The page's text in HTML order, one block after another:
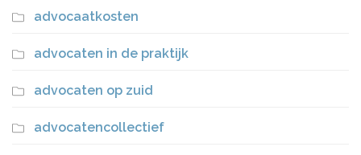
advocaatkosten
advocaten in de praktijk
advocaten op zuid
advocatencollectief